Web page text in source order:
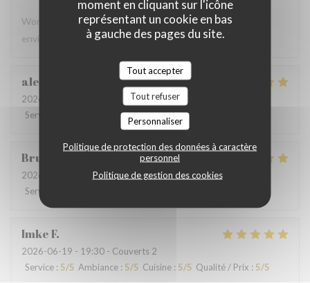
moment en cliquant sur l'icône
représentant un cookie en bas
à gauche des pages du site.
Tout accepter
Tout refuser
Personnaliser
Politique de protection des données à caractère
personnel
Politique de gestion des cookies
Wonderful meal, excellent service, and a beautiful
environment. We will definitely be back!
alessandra
2026-06-23
- 20:00 - Couverts 4
Service
:4/5 Cuisine:5/5
Bruce
2026-06-20
- 21:30 - Couverts 2
Service
ImkeF
2026-06-19 - 19:30 - Couverts 2
Service : 5/5 Ambiance : 5/5 Cuisine : 5/5 Qualité / Prix : 5/5